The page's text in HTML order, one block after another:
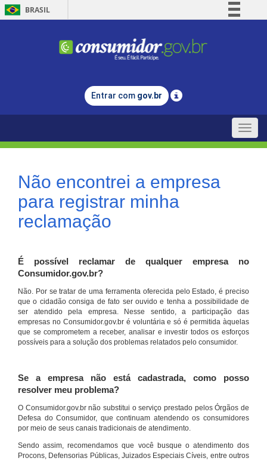
BRASIL
Comunica BR
Legislação
Entrar com gov.br
Toggle
Não encontrei a empresa
para registrar minha
reclamação
É possível reclamar de qualquer empresa no
Consumidor.gov.br?
Não. Por se tratar de uma ferramenta oferecida pelo Estado, é preciso
que o cidadão consiga de fato ser ouvido e tenha a possibilidade de
ser atendido pela empresa. Nesse sentido, a participação das
empresas no Consumidor.gov.br é voluntária e só é permitida àquelas
que se comprometem a receber, analisar e investir todos os esforços
possíveis para a solução dos problemas relatados pelo consumidor.
Se a empresa não está cadastrada, como posso
resolver meu problema?
O Consumidor.gov.br não substitui o serviço prestado pelos Órgãos de
Defesa do Consumidor, que continuam atendendo os consumidores
por meio de seus canais tradicionais de atendimento.
Sendo assim, recomendamos que você busque o atendimento dos
Procons, Defensorias Públicas, Juizados Especiais Cíveis, entre outros